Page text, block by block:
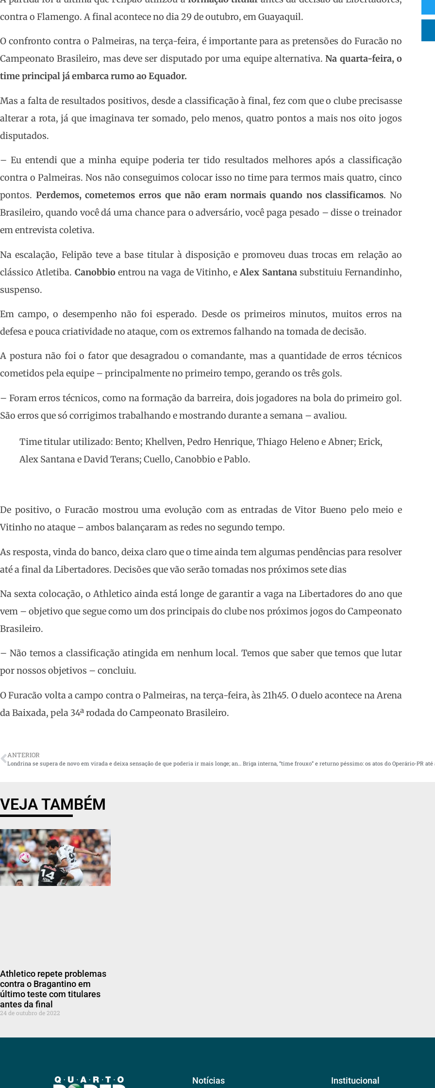
contra o Flamengo. A final acontece no dia 29 de outubro, em Guayaquil.
O confronto contra o Palmeiras, na terça-feira, é importante para as pretensões do Furacão no
Campeonato Brasileiro, mas deve ser disputado por uma equipe alternativa.Na quarta-feira, o
time principal já embarca rumo ao Equador.
Mas a falta de resultados positivos, desde a classificação à final, fez com que o clube precisasse
alterar a rota, já que imaginava ter somado, pelo menos, quatro pontos a mais nos oito jogos
disputados.
– Eu entendi que a minha equipe poderia ter tido resultados melhores após a classificação
contra o Palmeiras. Nos não conseguimos colocar isso no time para termos mais quatro, cinco
pontos. Perdemos, cometemos erros que não eram normais quando nos classificamos. No
Brasileiro, quando você dá uma chance para o adversário, você paga pesado – disse o treinador
em entrevista coletiva.
Na escalação, Felipão teve a base titular à disposição e promoveu duas trocas em relação ao
clássico Atletiba. Canobbio entrou na vaga de Vitinho, eAlex Santanasubstituiu Fernandinho,
suspenso.
Em campo, o desempenho não foi esperado. Desde os primeiros minutos, muitos erros na
defesa e pouca criatividade no ataque, com os extremos falhando na tomada de decisão.
A postura não foi o fator que desagradou o comandante, mas a quantidade de erros técnicos
cometidos pela equipe – principalmente no primeiro tempo, gerando os três gols.
– Foram erros técnicos, como na formação da barreira, dois jogadores na bola do primeiro gol.
São erros que só corrigimos trabalhando e mostrando durante a semana – avaliou.
Time titular utilizado: Bento; Khellven, Pedro Henrique, Thiago Heleno e Abner; Erick,
Alex Santana e David Terans; Cuello, Canobbio e Pablo.
De positivo, o Furacão mostrou uma evolução com as entradas de Vitor Bueno pelo meio e
Vitinho no ataque – ambos balançaram as redes no segundo tempo.
As resposta, vinda do banco, deixa claro que o time ainda tem algumas pendências para resolver
até a final da Libertadores. Decisões que vão serão tomadas nos próximos sete dias
Na sexta colocação, o Athletico ainda está longe de garantir a vaga na Libertadores do ano que
vem – objetivo que segue como um dos principais do clube nos próximos jogos do Campeonato
Brasileiro.
– Não temos a classificação atingida em nenhum local. Temos que saber que temos que lutar
por nossos objetivos – concluiu.
O Furacão volta a campo contra o Palmeiras, na terça-feira, às 21h45. O duelo acontece na Arena
da Baixada, pela 34ª rodada do Campeonato Brasileiro.
ANTERIOR
Londrina se supera de novo em virada e deixa sensação de que poderia ir mais longe; análise
VEJA TAMBÉM
Athletico repete problemas
contra o Bragantino em
último teste com titulares
antes da final
24 de outubro de 2022
Notícias Institucional